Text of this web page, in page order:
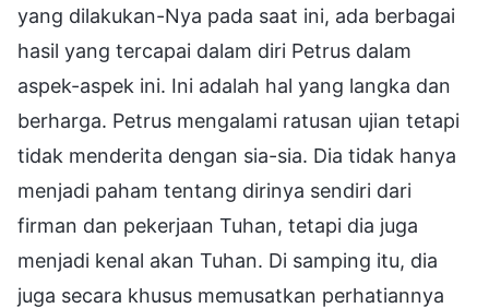
yang dilakukan-Nya pada saat ini, ada berbagai
hasil yang tercapai dalam diri Petrus dalam
aspek-aspek ini. Ini adalah hal yang langka dan
berharga. Petrus mengalami ratusan ujian tetapi
tidak menderita dengan sia-sia. Dia tidak hanya
menjadi paham tentang dirinya sendiri dari
firman dan pekerjaan Tuhan, tetapi dia juga
menjadi kenal akan Tuhan. Di samping itu, dia
juga secara khusus memusatkan perhatiannya